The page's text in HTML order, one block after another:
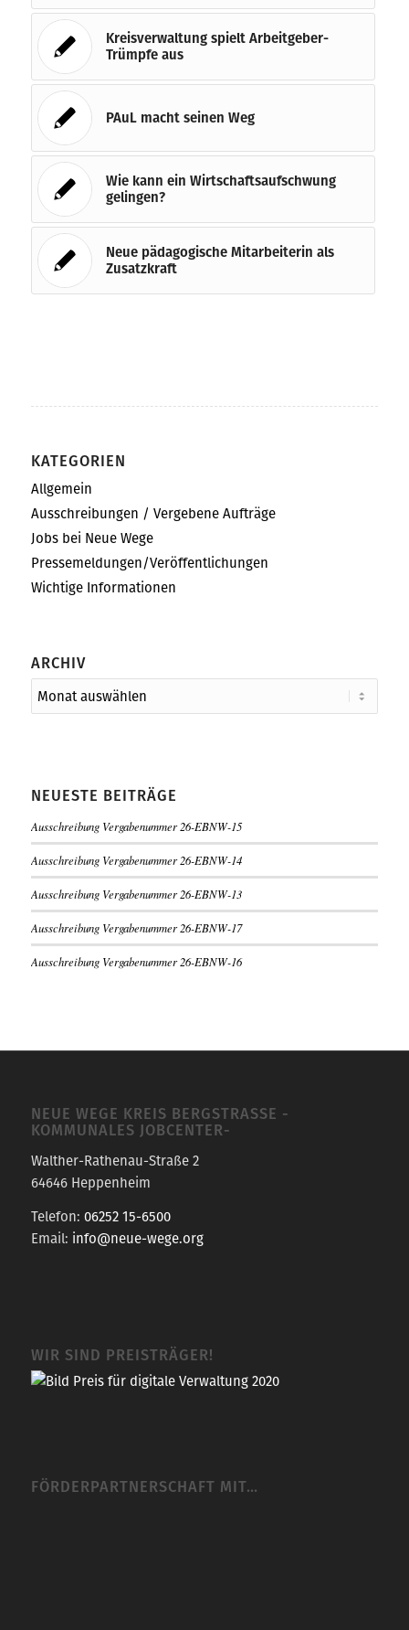
Kreisverwaltung spielt Arbeitgeber-
Trümpfe aus
PAuL macht seinen Weg
Wie kann ein Wirtschaftsaufschwung
gelingen?
Neue pädagogische Mitarbeiterin als
Zusatzkraft
KATEGORIEN
Allgemein
Ausschreibungen / Vergebene Aufträge
Jobs bei Neue Wege
Pressemeldungen/Veröffentlichungen
Wichtige Informationen
ARCHIV
NEUESTE BEITRÄGE
Ausschreibung Vergabenummer 26-EBNW-15
Ausschreibung Vergabenummer 26-EBNW-14
Ausschreibung Vergabenummer 26-EBNW-13
Ausschreibung Vergabenummer 26-EBNW-17
Ausschreibung Vergabenummer 26-EBNW-16
NEUE WEGE KREIS BERGSTRASSE -K
OMMUNALES JOBCENTER-
Walther-Rathenau-Straße 2
64646 Heppenheim
Telefon: 06252 15-6500
Email: info@neue-wege.org
WIR SIND PREISTRÄGER!
FÖRDERPARTNERSCHAFT MIT…